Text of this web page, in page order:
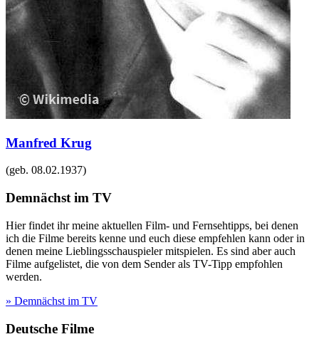
Manfred Krug
(geb. 08.02.1937)
Demnächst im TV
Hier findet ihr meine aktuellen Film- und Fernsehtipps, bei denen
ich die Filme bereits kenne und euch diese empfehlen kann oder in
denen meine Lieblingsschauspieler mitspielen. Es sind aber auch
Filme aufgelistet, die von dem Sender als TV-Tipp empfohlen
werden.
» Demnächst im TV
Deutsche Filme